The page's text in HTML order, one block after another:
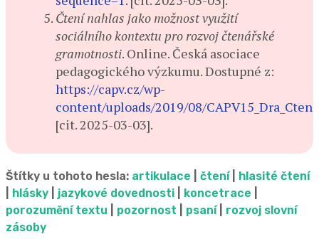
Čtení nahlas jako možnost využití
sociálního kontextu pro rozvoj čtenářské
gramotnosti. Online. Česká asociace
pedagogického výzkumu. Dostupné z:
https://capv.cz/wp-
content/uploads/2019/08/
[cit. 2025-03-03].
Štítky u tohoto hesla: artikulace čtení|
hlasité čtení
hlásky jazykové dovednosti koncetrace
porozumění textu
pozornost psaní| rozvoj slovní
zásoby